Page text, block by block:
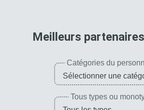
Meilleurs
Catégories du
Tous types ou